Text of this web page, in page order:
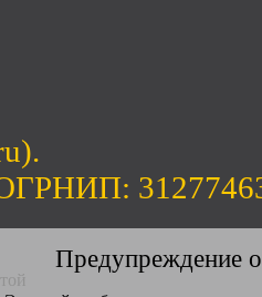
Предупреждение о